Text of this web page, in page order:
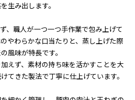
生み出します。
、職人が一つ一つ手作業で包み上げて
やわらかな口当たりと、蒸し上げた際
風味が特長です。
えず、素材の持ち味を活かすことを大
てきた製法で丁寧に仕上げています。